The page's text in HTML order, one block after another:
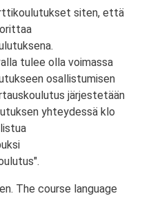
siten, että
tulee olla voimassa
osallistumisen
järjestetään
yhteydessä klo
The course language